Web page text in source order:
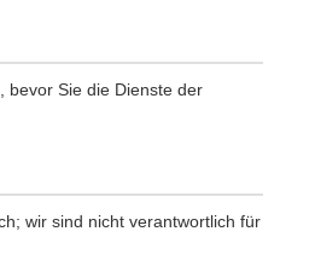
bevor Sie die Dienste der
wir sind nicht verantwortlich für